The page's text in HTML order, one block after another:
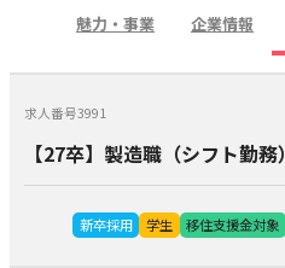
魅力・事業 企業情報
求人番号3991
【27卒】製造職（シフト勤務）
新卒採用 学生 移住支援金対象